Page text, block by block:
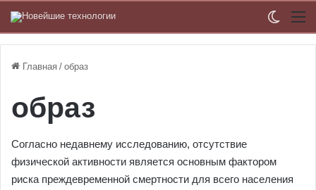
Главная / образ
образ
Согласно недавнему исследованию, отсутствие
физической активности является основным фактором
риска преждевременной смертности для всего населения